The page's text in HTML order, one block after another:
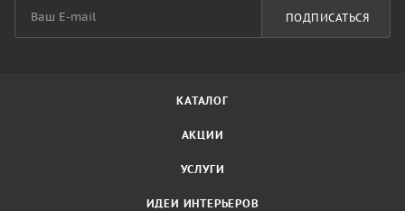
ПОДПИСАТЬСЯ
КАТАЛОГ
АКЦИИ
УСЛУГИ
ИДЕИ ИНТЕРЬЕРОВ